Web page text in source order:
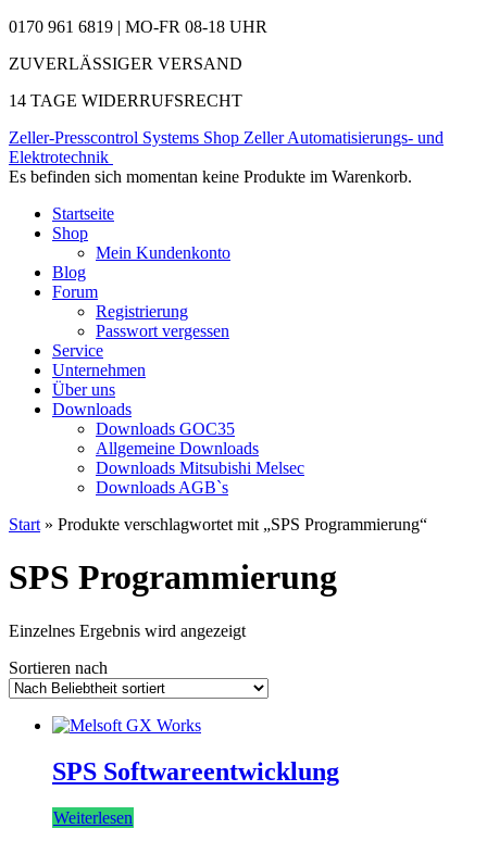
0170 961 6819 | MO-FR 08-18 UHR
ZUVERLÄSSIGER VERSAND
14 TAGE WIDERRUFSRECHT
Zeller-Presscontrol Systems Shop Zeller Automatisierungs- und
Elektrotechnik
Es befinden sich momentan keine Produkte im Warenkorb.
Startseite
Shop
Mein Kundenkonto
Blog
Forum
Registrierung
Passwort vergessen
Service
Unternehmen
Über uns
Downloads
Downloads GOC35
Allgemeine Downloads
Downloads Mitsubishi Melsec
Downloads AGB`s
Start » Produkte verschlagwortet mit „SPS Programmierung“
SPS Programmierung
Einzelnes Ergebnis wird angezeigt
Sortieren nach
SPS Softwareentwicklung
Weiterlesen